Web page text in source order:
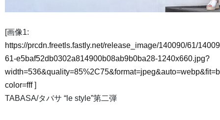
[画像1:
https://prcdn.freetls.fastly.net/release_image/140090/61/
61-e5baf52db0302a814900b08ab9b0ba28-1240x660.jpg?
color=fff]
TABASA/タバサ “le style”第二弾